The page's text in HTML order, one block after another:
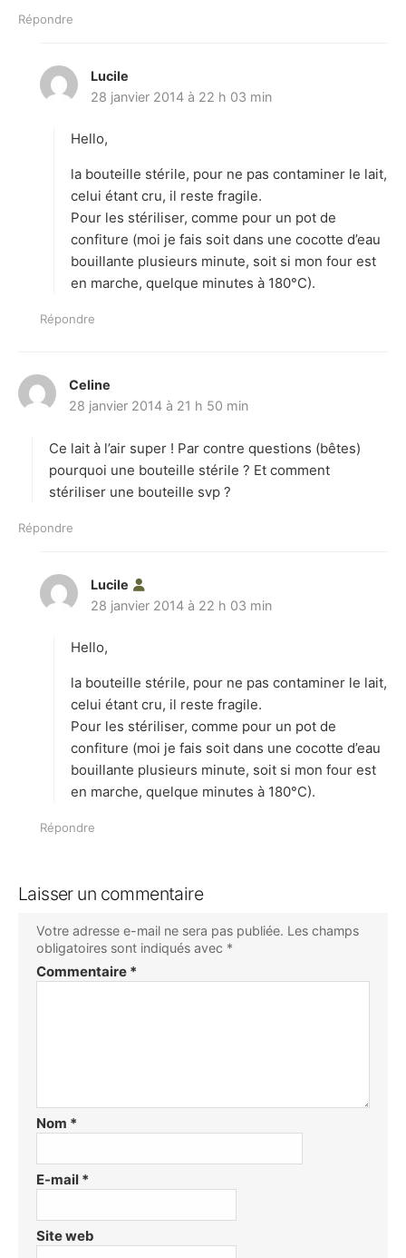
Répondre
Lucile
i
28 janvier 2014 à 22 h 03 min
Hello,
la bouteille stérile, pour ne pas contaminer le lait,
celui étant cru, il reste fragile.
Pour les stériliser, comme pour un pot de
confiture (moi je fais soit dans une cocotte d’eau
bouillante plusieurs minute, soit si mon four est
en marche, quelque minutes à 180°C).
Répondre
Celine
i
:
28 janvier 2014 à 21 h 50 min
Ce lait à l’air super ! Par contre questions (bêtes)
pourquoi une bouteille stérile ? Et comment
stériliser une bouteille svp ?
Répondre
Lucile
i
28 janvier 2014 à 22 h 03 min
Hello,
la bouteille stérile, pour ne pas contaminer le lait,
celui étant cru, il reste fragile.
Pour les stériliser, comme pour un pot de
confiture (moi je fais soit dans une cocotte d’eau
bouillante plusieurs minute, soit si mon four est
en marche, quelque minutes à 180°C).
Répondre
Laisser un commentaire
Votre adresse e-mail ne sera pas publiée. Les champs
obligatoires sont indiqués avec *
Commentaire *
Nom *
E-mail *
Site web